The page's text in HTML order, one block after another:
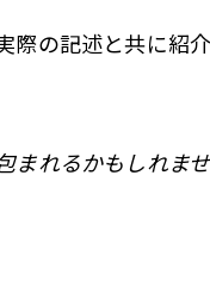
の記述と共に紹介
まれるかもしれま